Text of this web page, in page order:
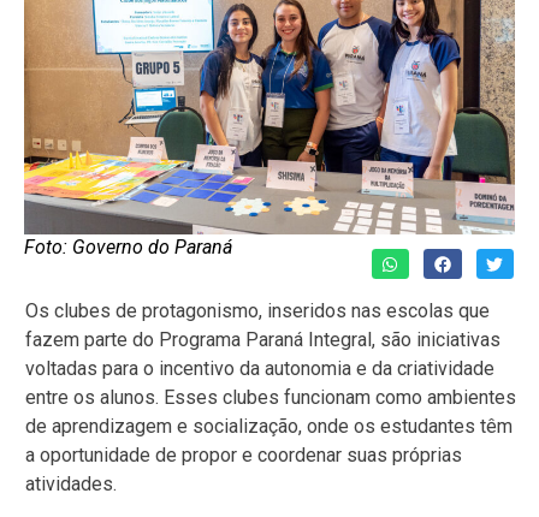
Foto: Governo do Paraná
Os clubes de protagonismo, inseridos nas escolas que
fazem parte do Programa Paraná Integral, são iniciativas
voltadas para o incentivo da autonomia e da criatividade
entre os alunos. Esses clubes funcionam como ambientes
de aprendizagem e socialização, onde os estudantes têm
a oportunidade de propor e coordenar suas próprias
atividades.